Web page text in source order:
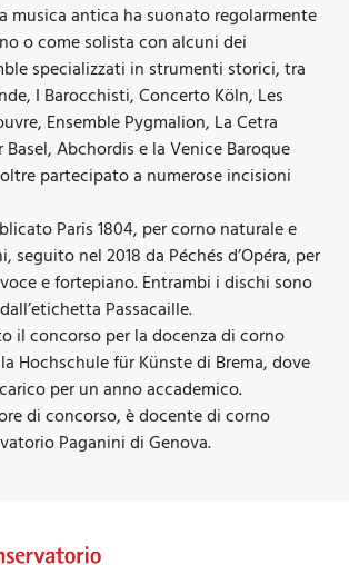
musica antica ha suonato regolarmente
o come solista con alcuni dei
specializzati in strumenti storici, tra
I Barocchisti, Concerto Köln, Les
Ensemble Pygmalion, La Cetra
Abchordis e la Venice Baroque
partecipato a numerose incisioni
Paris 1804, per corno naturale e
seguito nel 2018 da Péchés d’Opéra, per
e fortepiano. Entrambi i dischi sono
Passacaille.
il concorso per la docenza di corno
Hochschule für Künste di Brema, dove
per un anno accademico.
di concorso, è docente di corno
Paganini di Genova.